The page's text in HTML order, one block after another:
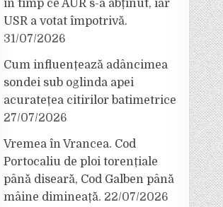
în timp ce AUR s-a abținut, iar
USR a votat împotrivă.
31/07/2026
Cum influențează adâncimea
sondei sub oglinda apei
acuratețea citirilor batimetrice
27/07/2026
Vremea în Vrancea. Cod
Portocaliu de ploi torențiale
până diseară, Cod Galben până
mâine dimineață. 22/07/2026